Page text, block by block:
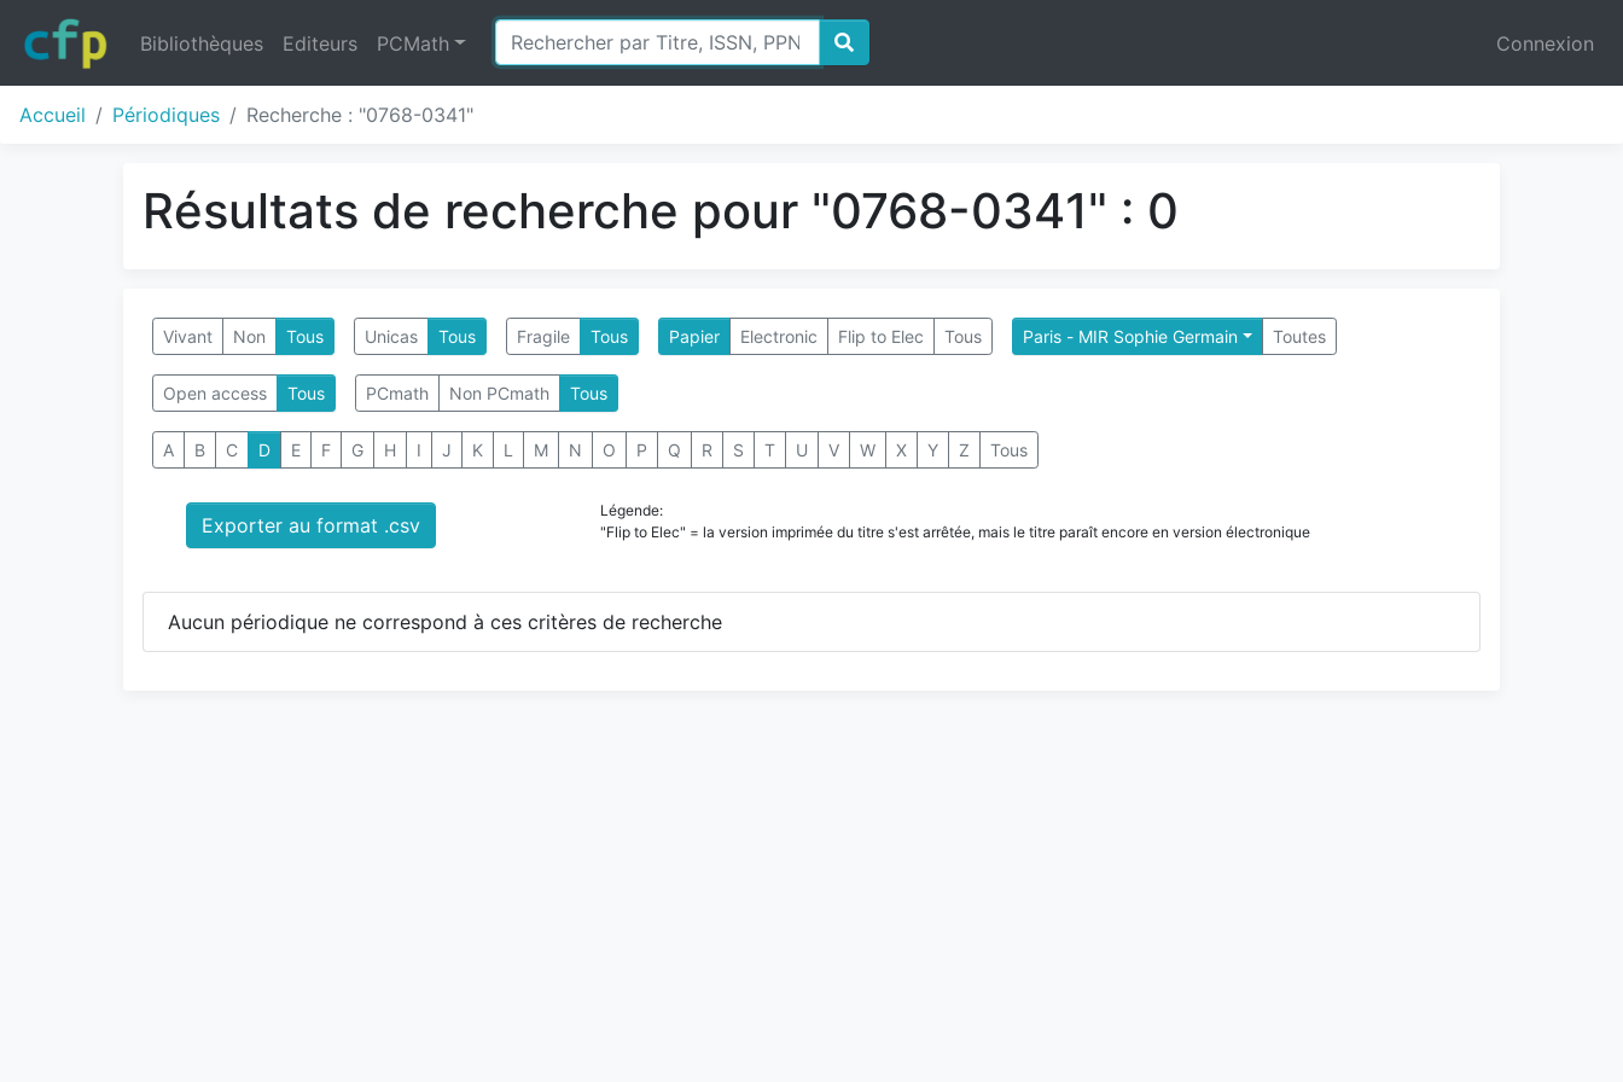
Bibliothèques Editeurs PCMath Connexion
Accueil Périodiques Recherche : "0768-0341"
Résultats de recherche pour "0768-0341" : 0
Vivant Non Tous Unicas Tous Fragile Tous Papier Electronic Flip to Elec Tous Paris - MIR Sophie Germain Toutes
Open access Tous PCmath Non PCmath Tous
A B C D E F G H I J K L M N O P Q R S T U V W X Y Z Tous
Exporter au format .csv
Légende:
"Flip to Elec" = la version imprimée du titre s'est arrêtée, mais le titre paraît encore en version électronique
Aucun périodique ne correspond à ces critères de recherche